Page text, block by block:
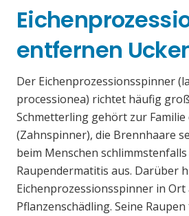
entfernen
Der Eichenprozessionsspinner
processionea) richtet häufig
Schmetterling gehört zur
(Zahnspinner), die Brennhaare
beim Menschen schlimmstenfalls
Raupendermatitis aus. Darüber
Eichenprozessionsspinner in Ort
Pflanzenschädling. Seine